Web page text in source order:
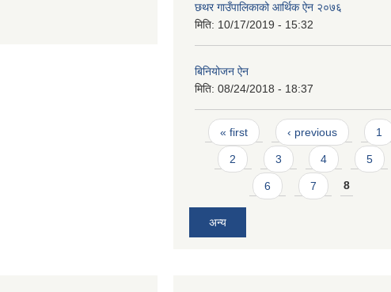
छथर गाउँपालिकाको आर्थिक ऐन २०७६
मिति: 10/17/2019 - 15:32
बिनियोजन ऐन
मिति: 08/24/2018 - 18:37
Pages
« first ‹ previous 1
2 3 4 5
6 7 8
अन्य